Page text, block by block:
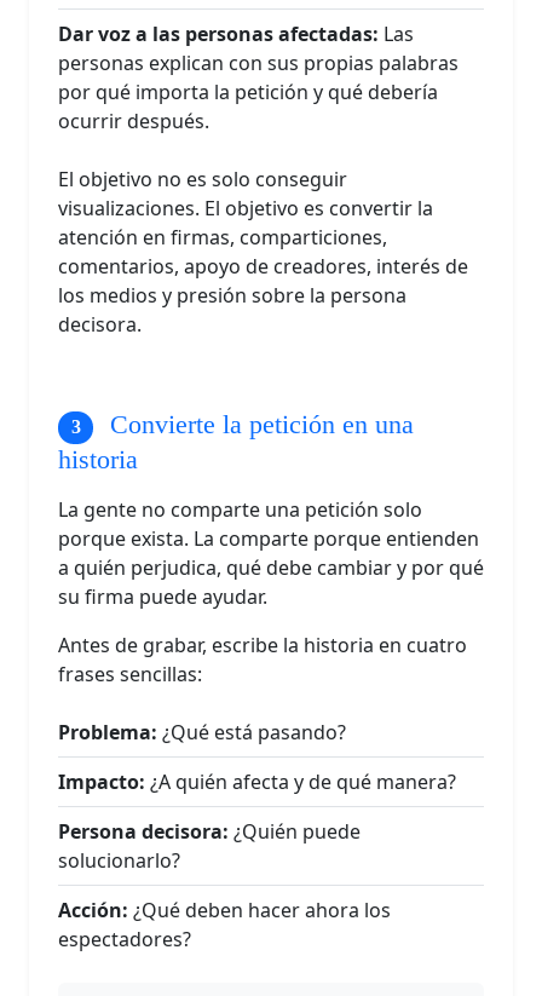
Dar voz a las personas afectadas: Las
personas explican con sus propias palabras
por qué importa la petición y qué debería
ocurrir después.
El objetivo no es solo conseguir
visualizaciones. El objetivo es convertir la
atención en firmas, comparticiones,
comentarios, apoyo de creadores, interés de
los medios y presión sobre la persona
decisora.
Convierte la petición en una
historia
La gente no comparte una petición solo
porque exista. La comparte porque entienden
a quién perjudica, qué debe cambiar y por qué
su firma puede ayudar.
Antes de grabar, escribe la historia en cuatro
frases sencillas:
Problema: ¿Qué está pasando?
Impacto: ¿A quién afecta y de qué manera?
Persona decisora: ¿Quién puede
solucionarlo?
Acción: ¿Qué deben hacer ahora los
espectadores?